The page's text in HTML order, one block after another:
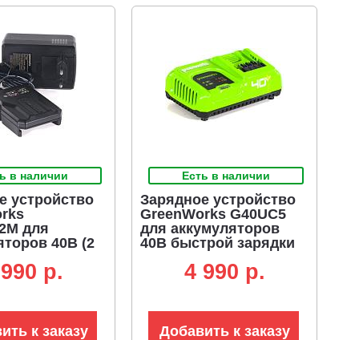
в наличии
устройство
для
40В (2
p.
к заказу
Есть в наличии
Зарядное устройство
GreenWorks G40UC5
для аккумуляторов
40В быстрой зарядки
4 990 p.
Добавить к заказу